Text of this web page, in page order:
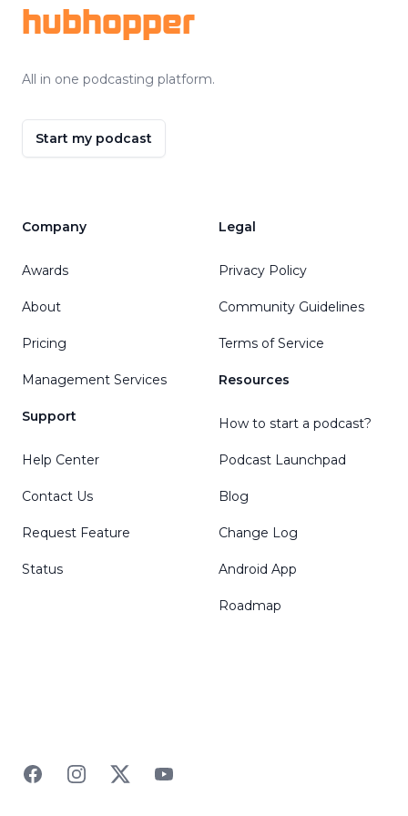
hubhopper
All in one podcasting platform.
Start my podcast
Company
Awards
About
Pricing
Management Services
Support
Help Center
Contact Us
Request Feature
Status
Legal
Privacy Policy
Community Guidelines
Terms of Service
Resources
How to start a podcast?
Podcast Launchpad
Blog
Change Log
Android App
Roadmap
FacebookInstagramTwitterYouTube